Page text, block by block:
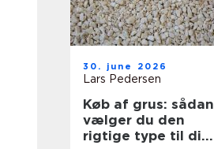
30. june 2026
Lars Pedersen
Køb af grus: sådan
vælger du den
rigtige type til dit